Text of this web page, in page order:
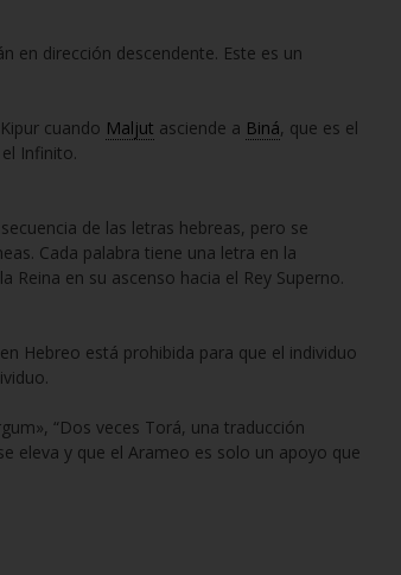
en dirección descendente. Este es un
cuando Maljut asciende a Biná, que es el
Infinito.
de las letras hebreas, pero se
Cada palabra tiene una letra en la
Reina en su ascenso hacia el Rey Superno.
Hebreo está prohibida para que el individuo
“Dos veces Torá, una traducción
eleva y que el Arameo es solo un apoyo que